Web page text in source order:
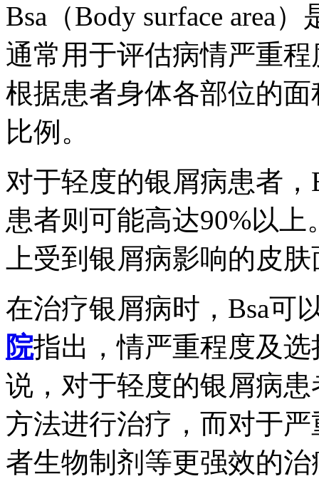
Bsa（Body surface area
通常用于评估病情严重
根据患者身体各部位的
比例。
对于轻度的银屑病患者
患者则可能高达90%以
上受到银屑病影响的皮
在治疗银屑病时，Bsa可
院指出，情严重程度及
说，对于轻度的银屑病
方法进行治疗，而对于
者生物制剂等更强效的